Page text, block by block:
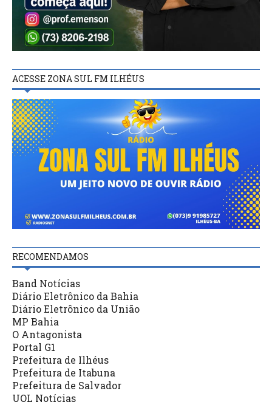
ACESSE ZONA SUL FM ILHÉUS
RECOMENDAMOS
Band Notícias
Diário Eletrônico da Bahia
Diário Eletrônico da União
MP Bahia
O Antagonista
Portal G1
Prefeitura de Ilhéus
Prefeitura de Itabuna
Prefeitura de Salvador
UOL Notícias